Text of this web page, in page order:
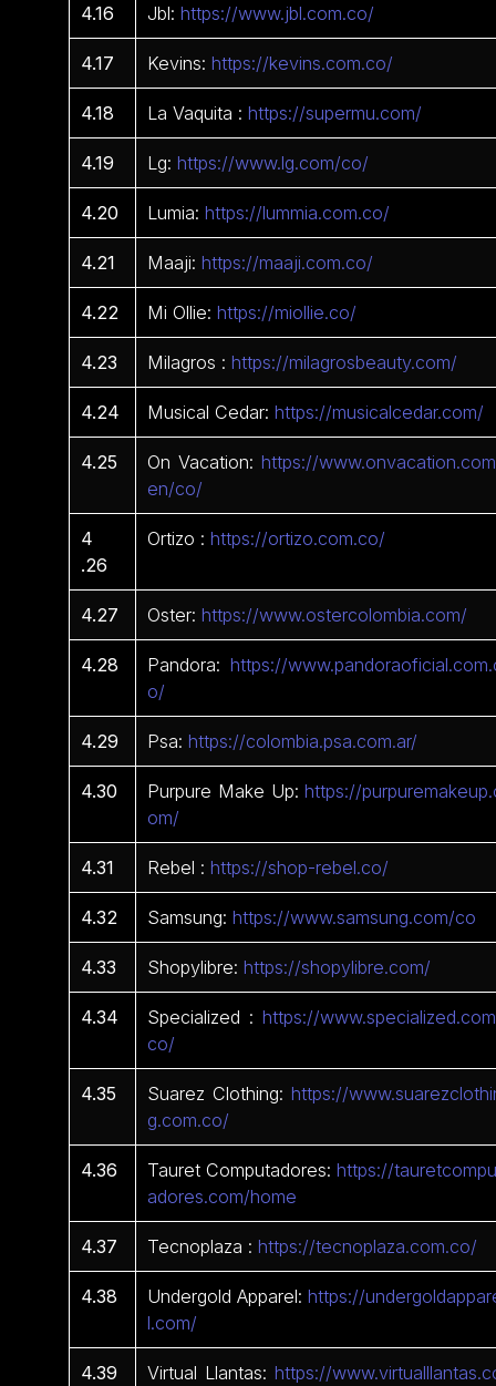
4.16 Jbl:https://www.jbl.com.co/
4.17 Kevins:https://kevins.com.co/
4.18 La Vaquita :https://supermu.com/
4.19 Lg:https://www.lg.com/co/
4.20 Lumia:https://lummia.com.co/
4.21 Maaji:https://maaji.com.co/
4.22 Mi Ollie:https://miollie.co/
4.23 Milagros :https://milagrosbeauty.com/
4.24 Musical Cedar:https://musicalcedar.com/
4.25 On Vacation:https://
en/co/
4
.26
Ortizo :https://ortizo.com.co/
4.27 Oster:https://www.ostercolombia.com/
4.28 Pandora:https://
o/
4.29 Psa:https://colombia.psa.com.ar/
4.30 Purpure Make Up:https://
om/
4.31 Rebel :https://shop-rebel.co/
4.32 Samsung:https://www.samsung.com/co
4.33 Shopylibre:https://shopylibre.com/
4.34 Specialized :https://
co/
4.35 Suarez Clothing:https://
g.com.co/
4.36 Tauret Computadores:https://
adores.com/home
4.37 Tecnoplaza :https://tecnoplaza.com.co/
4.38 Undergold Apparel:https://
l.com/
4.39 Virtual Llantas:https://